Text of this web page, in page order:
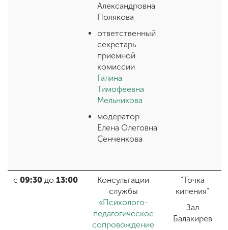
Александровна
Полякова
ответственный
секретарь
приемной
комиссии
Галина
Тимофеевна
Мельникова
модератор
Елена Олеговна
Сенченкова
с 09:30 до 13:00
Консультации
службы
«Психолого-
педагогическое
сопровождение
"Точка
кипения"
Зал
Балакирев